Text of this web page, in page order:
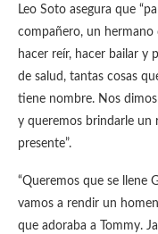
Leo Soto asegura que
compañero, un hermano
hacer reír, hacer bailar y
de salud, tantas cosas
tiene nombre. Nos
y queremos brindarle un
presente”.
“Queremos que se llene
vamos a rendir un
que adoraba a Tommy.